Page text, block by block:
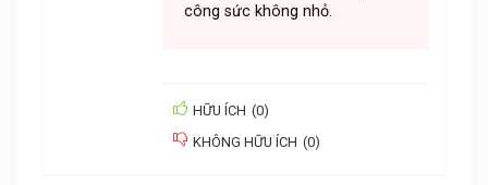
công sức không nhỏ.
HỮU ÍCH (0)
KHÔNG HỮU ÍCH (0)